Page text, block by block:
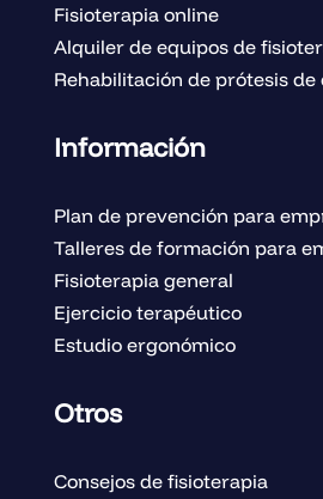
Fisioterapia online
Alquiler de equipos de
Rehabilitación de prótesis de
Información
Plan de prevención para
Talleres de formación para
Fisioterapia general
Ejercicio terapéutico
Estudio ergonómico
Otros
Consejos de fisioterapia